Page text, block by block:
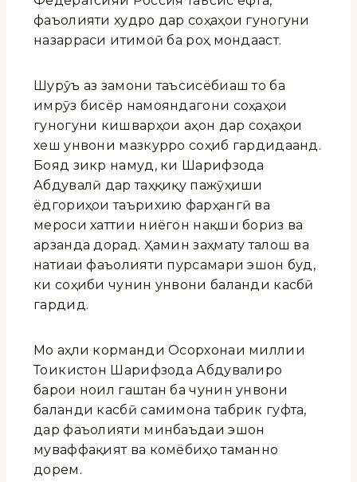
фаъолияти худро дар соҳаҳои гуногуни
назарраси иҷтимоӣ ба роҳ мондааст.
Шурӯъ аз замони таъсисёбиаш то ба
имрӯз бисёр намояндагони соҳаҳои
гуногуни кишварҳои ҷаҳон дар соҳаҳои
хеш унвони мазкурро соҳиб гардидаанд.
Бояд зикр намуд, ки Шарифзода
Абдувалӣ дар таҳқиқу пажӯҳиши
ёдгориҳои таърихию фарҳангӣ ва
мероси хаттии ниёгон нақши бориз ва
арзанда дорад. Ҳамин заҳмату талош ва
натиҷаи фаъолияти пурсамари эшон буд,
ки соҳиби чунин унвони баланди касбӣ
гардид.
Мо аҳли корманди Осорхонаи миллии
Тоҷикистон Шарифзода Абдувалиро
барои ноил гаштан ба чунин унвони
баланди касбӣ самимона табрик гуфта,
дар фаъолияти минбаъдаи эшон
муваффақият ва комёбиҳо таманно
дорем.